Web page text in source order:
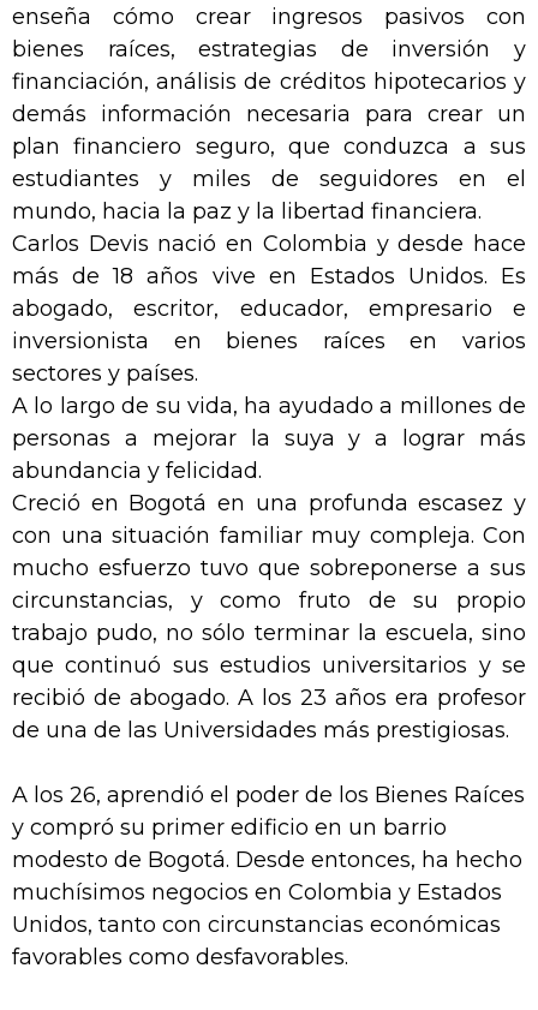
enseña cómo crear ingresos pasivos con
bienes raíces, estrategias de inversión y
financiación, análisis de créditos hipotecarios y
demás información necesaria para crear un
plan financiero seguro, que conduzca a sus
estudiantes y miles de seguidores en el
mundo, hacia la paz y la libertad financiera.
Carlos Devis nació en Colombia y desde hace
más de 18 años vive en Estados Unidos. Es
abogado, escritor, educador, empresario e
inversionista en bienes raíces en varios
sectores y países.
A lo largo de su vida, ha ayudado a millones de
personas a mejorar la suya y a lograr más
abundancia y felicidad.
Creció en Bogotá en una profunda escasez y
con una situación familiar muy compleja. Con
mucho esfuerzo tuvo que sobreponerse a sus
circunstancias, y como fruto de su propio
trabajo pudo, no sólo terminar la escuela, sino
que continuó sus estudios universitarios y se
recibió de abogado. A los 23 años era profesor
de una de las Universidades más prestigiosas.
A los 26, aprendió el poder de los Bienes Raíces
y compró su primer edificio en un barrio
modesto de Bogotá. Desde entonces, ha hecho
muchísimos negocios en Colombia y Estados
Unidos, tanto con circunstancias económicas
favorables como desfavorables.